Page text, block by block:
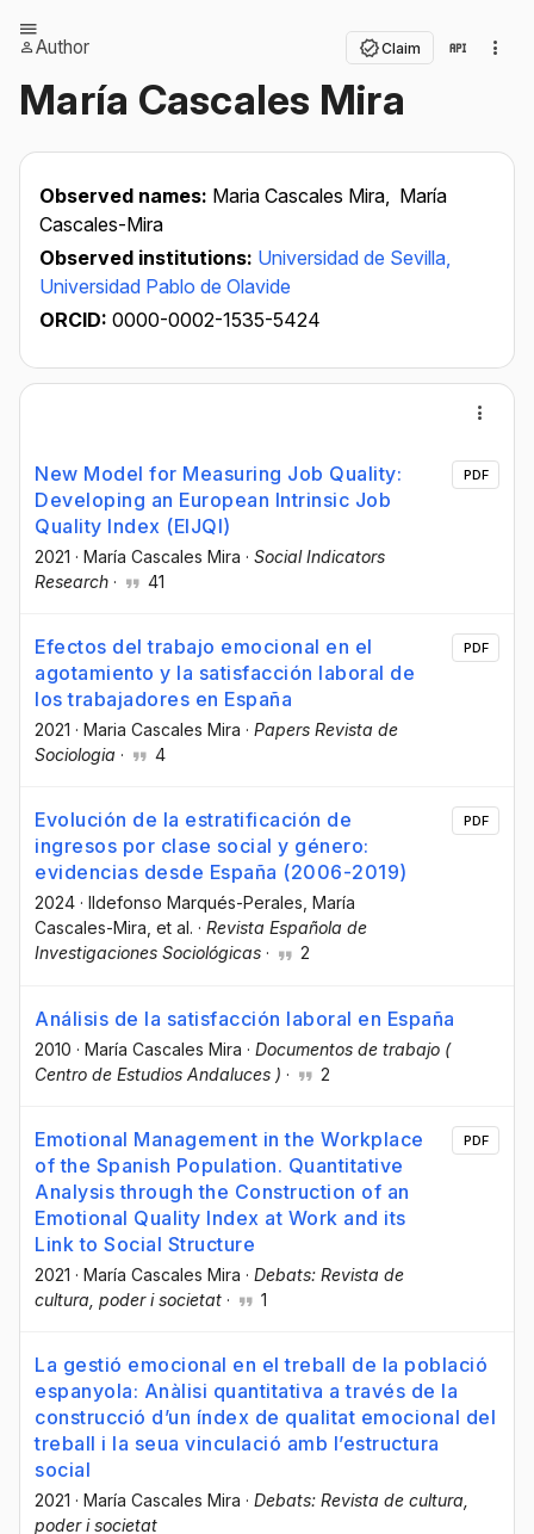
Author Claim
María Cascales Mira
Observed names: Maria Cascales Mira, María
Cascales-Mira
Observed institutions: Universidad de Sevilla,
Universidad Pablo de Olavide
ORCID: 0000-0002-1535-5424
New Model for Measuring Job Quality:
Developing an European Intrinsic Job
Quality Index (EIJQI)
2021 · María Cascales Mira · Social Indicators
Research · 41
PDF
Efectos del trabajo emocional en el
agotamiento y la satisfacción laboral de
los trabajadores en España
2021 · Maria Cascales Mira · Papers Revista de
Sociologia · 4
PDF
Evolución de la estratificación de
ingresos por clase social y género:
evidencias desde España (2006-2019)
2024 · Ildefonso Marqués-Perales , María
Cascales-Mira , et al. · Revista Española de
Investigaciones Sociológicas · 2
PDF
Análisis de la satisfacción laboral en España
2010 · María Cascales Mira · Documentos de trabajo (
Centro de Estudios Andaluces ) · 2
Emotional Management in the Workplace
of the Spanish Population. Quantitative
Analysis through the Construction of an
Emotional Quality Index at Work and its
Link to Social Structure
2021 · María Cascales Mira · Debats: Revista de
cultura, poder i societat · 1
PDF
La gestió emocional en el treball de la població
espanyola: Anàlisi quantitativa a través de la
construcció d’un índex de qualitat emocional del
treball i la seua vinculació amb l’estructura
social
2021 · María Cascales Mira · Debats: Revista de cultura,
poder i societat